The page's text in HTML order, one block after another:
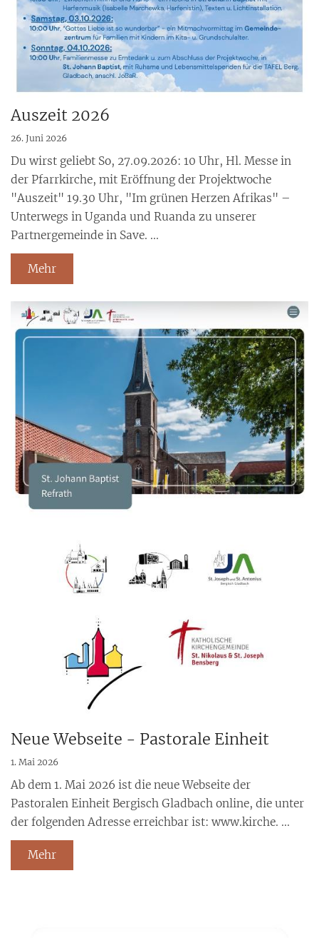
Auszeit 2026
26. Juni 2026
Du wirst geliebt So, 27.09.2026: 10 Uhr, Hl. Messe in
der Pfarrkirche, mit Eröffnung der Projektwoche
"Auszeit" 19.30 Uhr, "Im grünen Herzen Afrikas" –
Unterwegs in Uganda und Ruanda zu unserer
Partnergemeinde in Save. ...
Mehr
Neue Webseite - Pastorale Einheit
1. Mai 2026
Ab dem 1. Mai 2026 ist die neue Webseite der
Pastoralen Einheit Bergisch Gladbach online, die unter
der folgenden Adresse erreichbar ist: www.kirche. ...
Mehr